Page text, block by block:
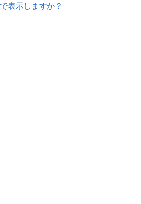
で表示しますか？